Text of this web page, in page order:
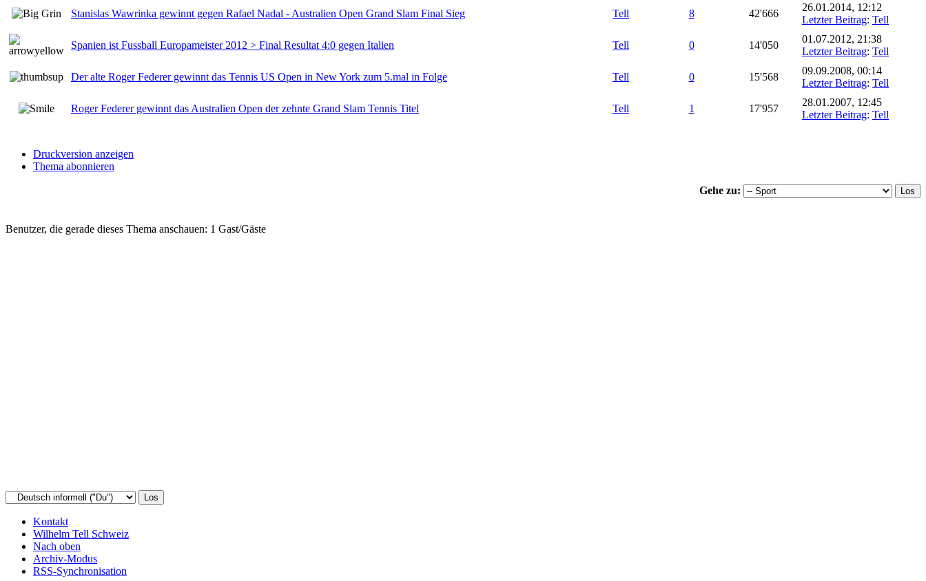
Stanislas Wawrinka gewinnt gegen Rafael Nadal - Australien Open Grand Slam Final Sieg Tell 8 42'666
26.01.2014, 12:12
Letzter Beitrag: Tell
Spanien ist Fussball Europameister 2012 > Final Resultat 4:0 gegen Italien Tell 0 14'050
01.07.2012, 21:38
Letzter Beitrag: Tell
Der alte Roger Federer gewinnt das Tennis US Open in New York zum 5.mal in Folge Tell 0 15'568
09.09.2008, 00:14
Letzter Beitrag: Tell
Roger Federer gewinnt das Australien Open der zehnte Grand Slam Tennis Titel Tell 1 17'957
28.01.2007, 12:45
Letzter Beitrag: Tell
Druckversion anzeigen
Thema abonnieren
Gehe zu:
Benutzer, die gerade dieses Thema anschauen: 1 Gast/Gäste
Kontakt
Wilhelm Tell Schweiz
Nach oben
Archiv-Modus
RSS-Synchronisation